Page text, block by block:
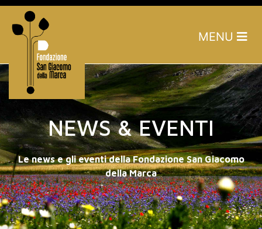
MENU
NEWS & EVENTI
Le news e gli eventi della Fondazione San Giacomo
della Marca